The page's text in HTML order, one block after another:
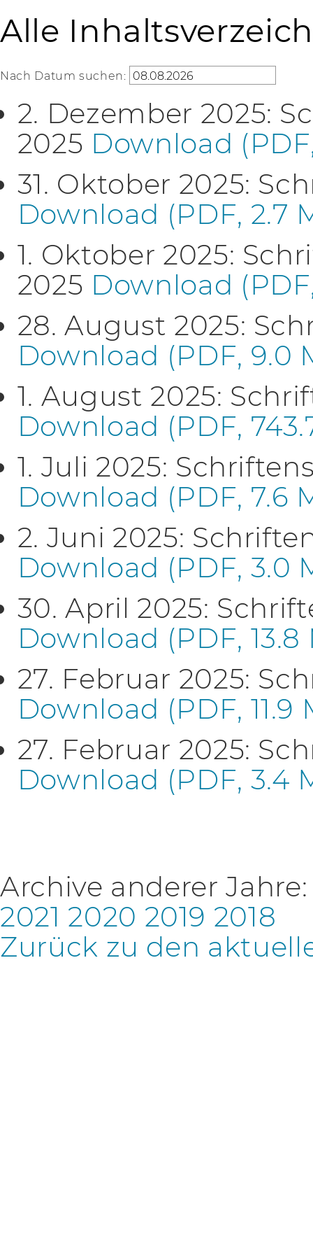
Alle
Nach Datum suchen:
2. Dezember 2025:
2025 Download
31. Oktober 2025:
Download (PDF, 2.7
1. Oktober 2025:
2025 Download
28. August 2025:
Download (PDF, 9.0
1. August 2025:
Download (PDF,
1. Juli 2025:
Download (PDF, 7.6
2. Juni 2025:
Download (PDF, 3.0
30. April 2025:
Download (PDF, 13.8
27. Februar 2025:
Download (PDF, 11.9
27. Februar 2025:
Download (PDF, 3.4
Archive anderer
2021 2020 2019 2018
Zurück zu den